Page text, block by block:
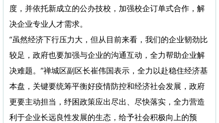
度，并依托新成立的公办技校，加强校企订单式合作，解
决企业专业人才需求。
“虽然经济下行压力大，但从目前来看，我们的企业韧劲比
较足，政府也要加强与企业的沟通互动，全力帮助企业解
决难题。”禅城区副区长崔伟国表示，全力以赴稳住经济基
本盘，关键要统筹平衡好疫情防控和经济社会发展，政府
更要主动担当，纾困政策应出尽出、尽快落实，全力营造
利于企业长远良性发展的生态，给予社会积极向上的预